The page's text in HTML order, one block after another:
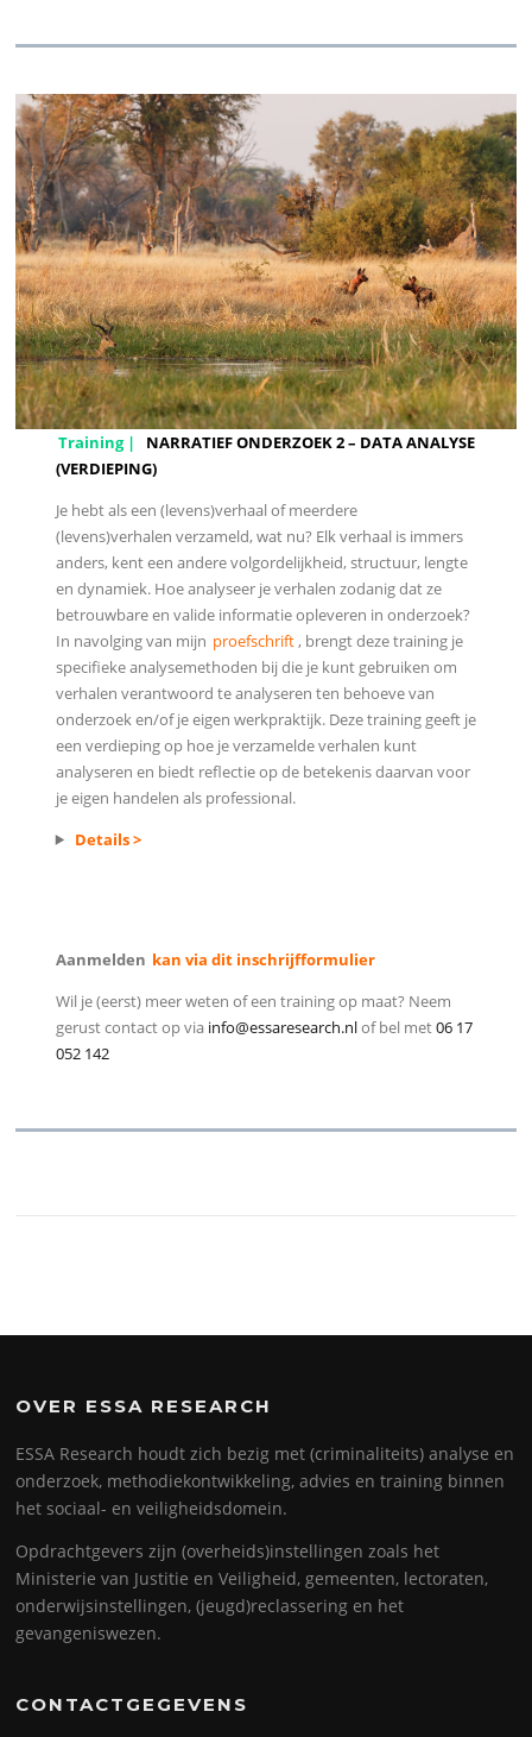
Training |
NARRATIEF ONDERZOEK 2 – DATA ANALYSE
(VERDIEPING)
Je hebt als een (levens)verhaal of meerdere
(levens)verhalen verzameld, wat nu? Elk verhaal is immers
anders, kent een andere volgordelijkheid, structuur, lengte
en dynamiek. Hoe analyseer je verhalen zodanig dat ze
betrouwbare en valide informatie opleveren in onderzoek?
In navolging van mijn proefschrift, brengt deze training je
specifieke analysemethoden bij die je kunt gebruiken om
verhalen verantwoord te analyseren ten behoeve van
onderzoek en/of je eigen werkpraktijk. Deze training geeft je
een verdieping op hoe je verzamelde verhalen kunt
analyseren en biedt reflectie op de betekenis daarvan voor
je eigen handelen als professional.
Details >
Aanmelden kan via dit inschrijfformulier
Wil je (eerst) meer weten of een training op maat? Neem
gerust contact op via info@essaresearch.nlof bel met06 17
052 142
OVER ESSA RESEARCH
ESSA Research houdt zich bezig met (criminaliteits) analyse en
onderzoek, methodiekontwikkeling, advies en training binnen
het sociaal- en veiligheidsdomein.
Opdrachtgevers zijn (overheids)instellingen zoals het
Ministerie van Justitie en Veiligheid, gemeenten, lectoraten,
onderwijsinstellingen, (jeugd)reclassering en het
gevangeniswezen.
CONTACTGEGEVENS